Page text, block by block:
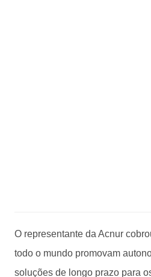
O representante da Acnur
todo o mundo promovam
soluções de longo prazo para